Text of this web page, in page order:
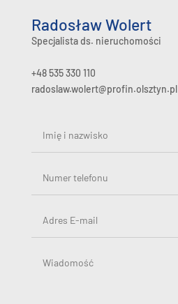
Radosław Wolert
Specjalista ds. nieruchomości
+48 535 330 110
radoslaw.wolert@profin.olsztyn.pl